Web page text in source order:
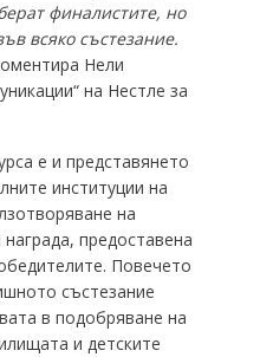
финалистите, но
всяко състезание.
Нели
на Нестле за
е и представянето
институции на
на
предоставена
Повечето
състезание
в подобряване на
и детските